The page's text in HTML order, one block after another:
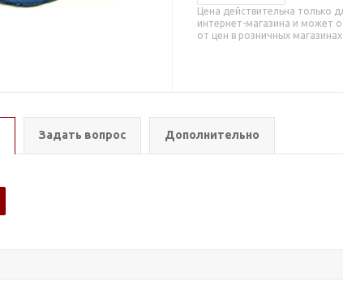
Цена действительна только
интернет-магазина и может
от цен в розничных магазинах
Задать вопрос Дополнительно